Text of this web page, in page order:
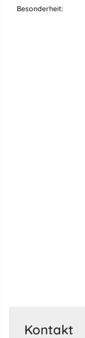
besonderheit:
Kontakt